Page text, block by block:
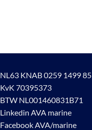
NL63 KNAB 0259 1499 85
KvK 70395373
BTW NL001460831B71
Linkedin AVA marine
Facebook AVA/marine